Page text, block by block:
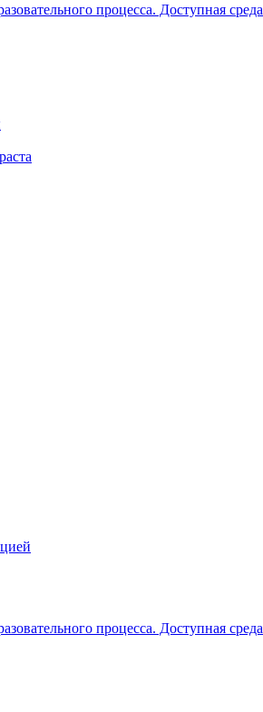
процесса. Доступная среда
процесса. Доступная среда